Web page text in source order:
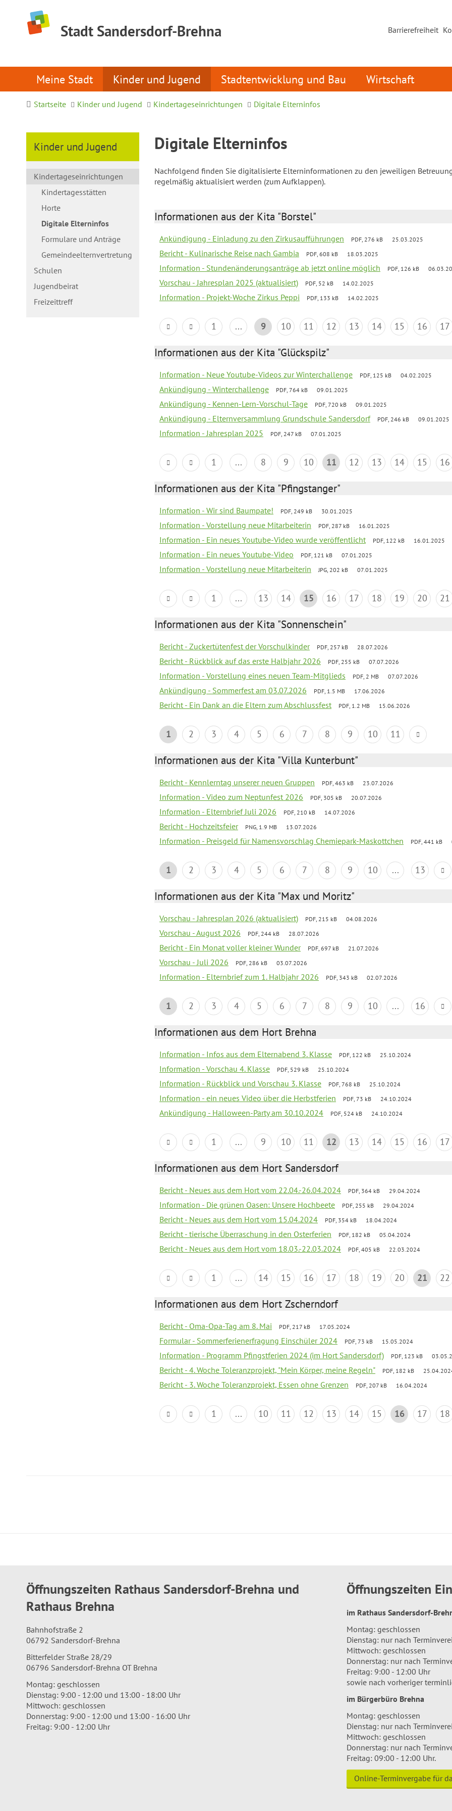
Stadt Sandersdorf-Brehna Barrierefreiheit
Meine Stadt Kinder und Jugend Stadtentwicklung und Bau Wirtschaft
Startseite Kinder und Jugend Kindertageseinrichtungen Digitale Elterninfos
Kinder und Jugend
Kindertageseinrichtungen
Kindertagesstätten
Horte
Digitale Elterninfos
Formulare und Anträge
Gemeindeelternvertretung
Schulen
Jugendbeirat
Freizeittreff
Digitale Elterninfos
Nachfolgend finden Sie digitalisierte Elterninformationen zu den jeweiligen
regelmäßig aktualisiert werden (zum Aufklappen).
Informationen aus der Kita "Borstel"
Ankündigung - Einladung zu den Zirkusaufführungen PDF, 276 kB 25.03.2025
Bericht - Kulinarische Reise nach Gambia PDF, 608 kB 18.03.2025
Information - Stundenänderungsanträge ab jetzt online möglich PDF, 126 kB
Vorschau - Jahresplan 2025 (aktualisiert) PDF, 52 kB 14.02.2025
Information - Projekt-Woche Zirkus Peppi PDF, 133 kB 14.02.2025
1 ... 9 10 11 12 13 14 15 16 17
Informationen aus der Kita "Glückspilz"
Information - Neue Youtube-Videos zur Winterchallenge PDF, 125 kB 04.02.2025
Ankündigung - Winterchallenge PDF, 764 kB 09.01.2025
Ankündigung - Kennen-Lern-Vorschul-Tage PDF, 720 kB 09.01.2025
Ankündigung - Elternversammlung Grundschule Sandersdorf PDF, 246 kB 09.01.2025
Information - Jahresplan 2025 PDF, 247 kB 07.01.2025
1 ... 8 9 10 11 12 13 14 15 16
Informationen aus der Kita "Pfingstanger"
Information - Wir sind Baumpate! PDF, 249 kB 30.01.2025
Information - Vorstellung neue Mitarbeiterin PDF, 287 kB 16.01.2025
Information - Ein neues Youtube-Video wurde veröffentlicht PDF, 122 kB 16.01.2025
Information - Ein neues Youtube-Video PDF, 121 kB 07.01.2025
Information - Vorstellung neue Mitarbeiterin JPG, 202 kB 07.01.2025
1 ... 13 14 15 16 17 18 19 20 21
Informationen aus der Kita "Sonnenschein"
Bericht - Zuckertütenfest der Vorschulkinder PDF, 257 kB 28.07.2026
Bericht - Rückblick auf das erste Halbjahr 2026 PDF, 255 kB 07.07.2026
Information - Vorstellung eines neuen Team-Mitglieds PDF, 2 MB 07.07.2026
Ankündigung - Sommerfest am 03.07.2026 PDF, 1.5 MB 17.06.2026
Bericht - Ein Dank an die Eltern zum Abschlussfest PDF, 1.2 MB 15.06.2026
1 2 3 4 5 6 7 8 9 10 11
Informationen aus der Kita "Villa Kunterbunt"
Bericht - Kennlerntag unserer neuen Gruppen PDF, 463 kB 23.07.2026
Information - Video zum Neptunfest 2026 PDF, 305 kB 20.07.2026
Information - Elternbrief Juli 2026 PDF, 210 kB 14.07.2026
Bericht - Hochzeitsfeier PNG, 1.9 MB 13.07.2026
Information - Preisgeld für Namensvorschlag Chemiepark-Maskottchen PDF, 441 kB
1 2 3 4 5 6 7 8 9 10 ... 13
Informationen aus der Kita "Max und Moritz"
Vorschau - Jahresplan 2026 (aktualisiert) PDF, 215 kB 04.08.2026
Vorschau - August 2026 PDF, 244 kB 28.07.2026
Bericht - Ein Monat voller kleiner Wunder PDF, 697 kB 21.07.2026
Vorschau - Juli 2026 PDF, 286 kB 03.07.2026
Information - Elternbrief zum 1. Halbjahr 2026 PDF, 343 kB 02.07.2026
1 2 3 4 5 6 7 8 9 10 ... 16
Informationen aus dem Hort Brehna
Information - Infos aus dem Elternabend 3. Klasse PDF, 122 kB 25.10.2024
Information - Vorschau 4. Klasse PDF, 529 kB 25.10.2024
Information - Rückblick und Vorschau 3. Klasse PDF, 768 kB 25.10.2024
Information - ein neues Video über die Herbstferien PDF, 73 kB 24.10.2024
Ankündigung - Halloween-Party am 30.10.2024 PDF, 524 kB 24.10.2024
1 ... 9 10 11 12 13 14 15 16 17
Informationen aus dem Hort Sandersdorf
Bericht - Neues aus dem Hort vom 22.04.-26.04.2024 PDF, 364 kB 29.04.2024
Information - Die grünen Oasen: Unsere Hochbeete PDF, 255 kB 29.04.2024
Bericht - Neues aus dem Hort vom 15.04.2024 PDF, 354 kB 18.04.2024
Bericht - tierische Überraschung in den Osterferien PDF, 182 kB 05.04.2024
Bericht - Neues aus dem Hort vom 18.03.-22.03.2024 PDF, 405 kB 22.03.2024
1 ... 14 15 16 17 18 19 20 21 22
Informationen aus dem Hort Zscherndorf
Bericht - Oma-Opa-Tag am 8. Mai PDF, 217 kB 17.05.2024
Formular - Sommerferienerfragung Einschüler 2024 PDF, 73 kB 15.05.2024
Information - Programm Pfingstferien 2024 (im Hort Sandersdorf) PDF, 123 kB
Bericht - 4. Woche Toleranzprojekt, "Mein Körper, meine Regeln" PDF, 182 kB
Bericht - 3. Woche Toleranzprojekt, Essen ohne Grenzen PDF, 207 kB 16.04.2024
1 ... 10 11 12 13 14 15 16 17 18
Öffnungszeiten Rathaus Sandersdorf-Brehna und
Rathaus Brehna
Bahnhofstraße 2
06792 Sandersdorf-Brehna
Bitterfelder Straße 28/29
06796 Sandersdorf-Brehna OT Brehna
Montag: geschlossen
Dienstag: 9:00 - 12:00 und 13:00 - 18:00 Uhr
Mittwoch: geschlossen
Donnerstag: 9:00 - 12:00 und 13:00 - 16:00 Uhr
Freitag: 9:00 - 12:00 Uhr
Öffnungszeiten
im Rathaus Sandersdorf-
Montag: geschlossen
Dienstag: nur nach
Mittwoch: geschlossen
Donnerstag: nur nach
Freitag: 9:00 - 12:00 Uhr
sowie nach vorheriger
im Bürgerbüro Brehna
Montag: geschlossen
Dienstag: nur nach
Mittwoch: geschlossen
Donnerstag: nur nach
Freitag: 09:00 - 12:00 Uhr.
Online-Terminvergabe für